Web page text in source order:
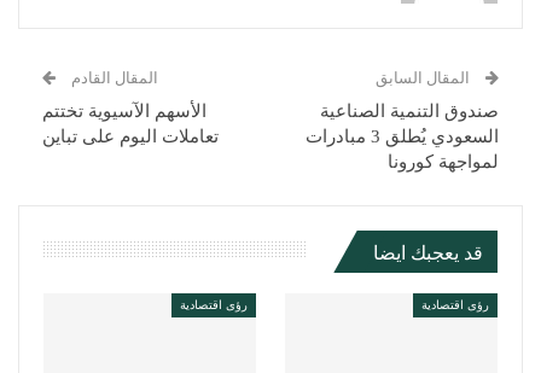
المقال السابق
صندوق التنمية الصناعية
السعودي يُطلق 3 مبادرات
لمواجهة كورونا
المقال القادم
الأسهم الآسيوية تختتم
تعاملات اليوم على تباين
قد يعجبك ايضا
رؤى اقتصادية رؤى اقتصادية